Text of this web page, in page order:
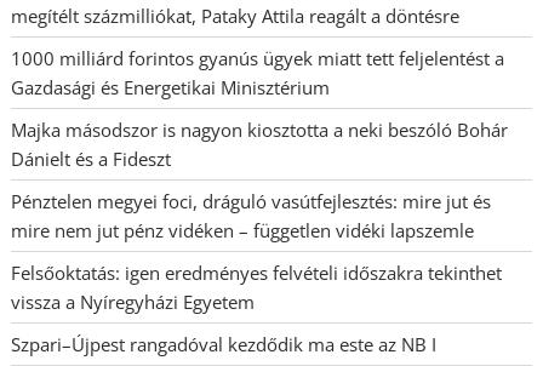
megítélt százmilliókat, Pataky Attila reagált a döntésre
1000 milliárd forintos gyanús ügyek miatt tett feljelentést a
Gazdasági és Energetikai Minisztérium
Majka másodszor is nagyon kiosztotta a neki beszóló Bohár
Dánielt és a Fideszt
Pénztelen megyei foci, dráguló vasútfejlesztés: mire jut és
mire nem jut pénz vidéken – független vidéki lapszemle
Felsőoktatás: igen eredményes felvételi időszakra tekinthet
vissza a Nyíregyházi Egyetem
Szpari–Újpest rangadóval kezdődik ma este az NB I